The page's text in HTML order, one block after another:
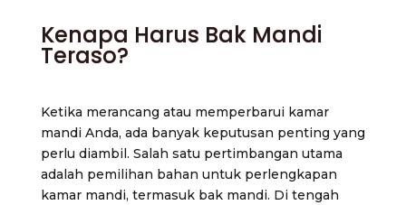
Kenapa Harus Bak Mandi
Teraso?
Ketika merancang atau memperbarui kamar
mandi Anda, ada banyak keputusan penting yang
perlu diambil. Salah satu pertimbangan utama
adalah pemilihan bahan untuk perlengkapan
kamar mandi, termasuk bak mandi. Di tengah